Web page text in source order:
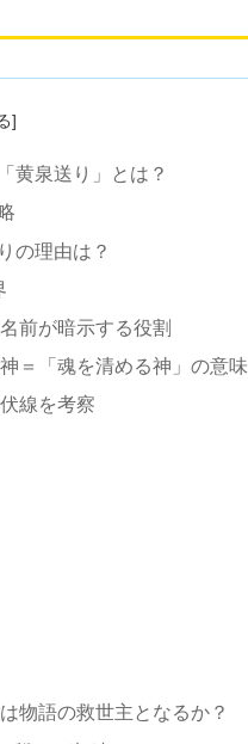
黄泉送り」とは？
の理由は？
前が暗示する役割
＝「魂を清める神」の意味
線を考察
物語の救世主となるか？